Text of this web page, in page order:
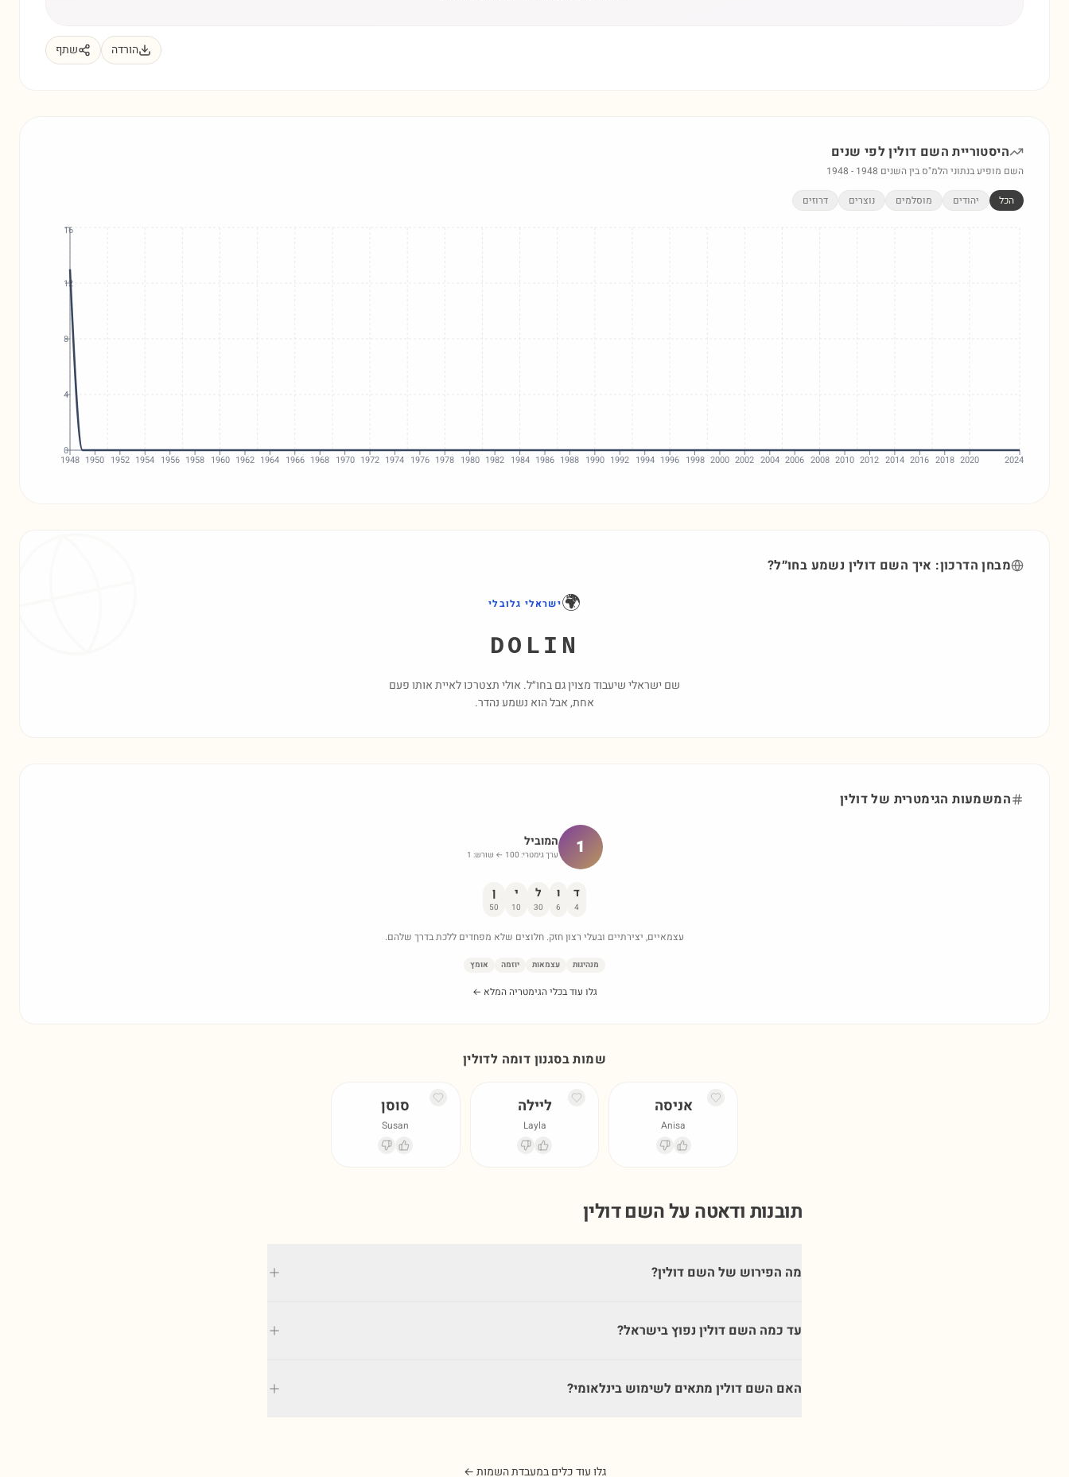
הורדה שתף
היסטוריית השם דוליןלפי שנים
השם מופיע בנתוני הלמ"ס בין השנים 1948 - 1948
הכל יהודים מוסלמים נוצרים דרוזים
1948 1950 1952 1954 1956 1958 1960 1962 1964 1966 1968 1970 1972 1974 1976 1978 1980 1982 1984 1986 1988 1990 1992 1994 1996 1998 2000 2002 2004 2006 2008 2010 2012 2014 2016 2018 2020 2024
0
4
8
12
16
מבחן הדרכון: איך השם דולין נשמע בחו״ל?
🌍ישראלי גלובלי
DOLIN
שם ישראלי שיעבוד מצוין גם בחו״ל. אולי תצטרכו לאיית אותו פעם
אחת, אבל הוא נשמע נהדר.
המשמעות הגימטרית שלדולין
1 המוביל
ערך גימטרי: 100 ← שורש: 1
ד
4
ו
6
ל
30
י
10
ן
50
עצמאיים, יצירתיים ובעלי רצון חזק. חלוצים שלא מפחדים ללכת בדרך שלהם.
מנהיגות עצמאות יוזמה אומץ
גלו עוד בכלי הגימטריה המלא ←
שמות בסגנון דומה לדולין
אניסה
Anisa
ליילה
Layla
סוסן
Susan
תובנות ודאטה על השםדולין
מה הפירוש של השם דולין?
עד כמה השם דולין נפוץ בישראל?
האם השם דולין מתאים לשימוש בינלאומי?
גלו עוד כלים במעבדת השמות ←